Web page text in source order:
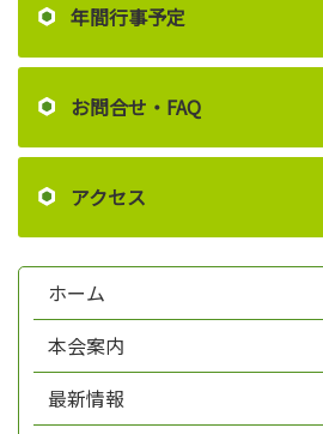
年間行事予定
お問合せ・FAQ
アクセス
ホーム
本会案内
最新情報